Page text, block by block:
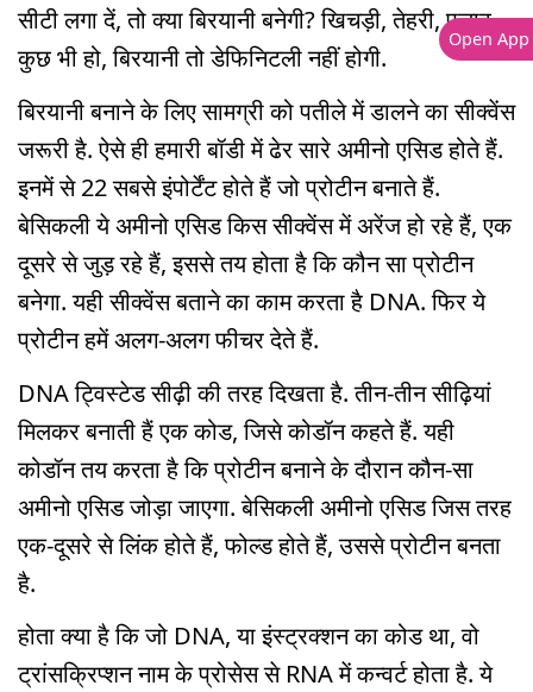
सीटी लगा दें, तो क्या बिरयानी बनेगी? खिचड़ी, तेहरी, पुलाव
कुछ भी हो, बिरयानी तो डेफिनिटली नहीं होगी.
बिरयानी बनाने के लिए सामग्री को पतीले में डालने का सीक्वेंस
जरूरी है. ऐसे ही हमारी बॉडी में ढेर सारे अमीनो एसिड होते हैं.
इनमें से 22 सबसे इंपोर्टेंट होते हैं जो प्रोटीन बनाते हैं.
बेसिकली ये अमीनो एसिड किस सीक्वेंस में अरेंज हो रहे हैं, एक
दूसरे से जुड़ रहे हैं, इससे तय होता है कि कौन सा प्रोटीन
बनेगा. यही सीक्वेंस बताने का काम करता है DNA. फिर ये
प्रोटीन हमें अलग-अलग फीचर देते हैं.
DNA ट्विस्टेड सीढ़ी की तरह दिखता है. तीन-तीन सीढ़ियां
मिलकर बनाती हैं एक कोड, जिसे कोडॉन कहते हैं. यही
कोडॉन तय करता है कि प्रोटीन बनाने के दौरान कौन-सा
अमीनो एसिड जोड़ा जाएगा. बेसिकली अमीनो एसिड जिस तरह
एक-दूसरे से लिंक होते हैं, फोल्ड होते हैं, उससे प्रोटीन बनता
है.
होता क्या है कि जो DNA, या इंस्ट्रक्शन का कोड था, वो
ट्रांसक्रिप्शन नाम के प्रोसेस से RNA में कन्वर्ट होता है. ये
Open App